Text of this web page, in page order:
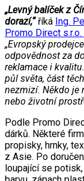
„Levný balíček z
dorazí,“říká Ing.
Promo Direct s.r.o.
„Evropský
odpovědnost za
reklamace i
půl světa, část
nezmizí. Někdo je
nebo životní
Podle Promo
dárků. Některé
propisky, hrnky,
z Asie. Po
loupající se